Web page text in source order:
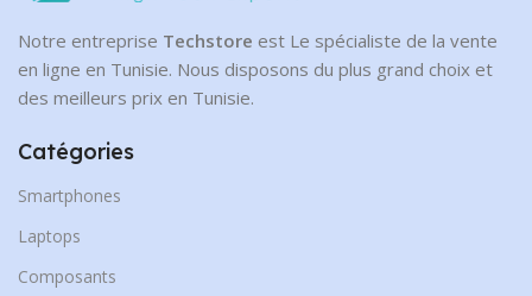
Notre entreprise Techstore est Le spécialiste de la vente
en ligne en Tunisie. Nous disposons du plus grand choix et
des meilleurs prix en Tunisie.
Catégories
Smartphones
Laptops
Composants